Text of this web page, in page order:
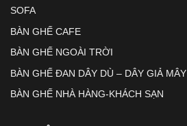
SOFA
BÀN GHẾ CAFE
BÀN GHẾ NGOÀI TRỜI
BÀN GHẾ ĐAN DÂY DÙ – DÂY GIẢ MÂY
BÀN GHẾ NHÀ HÀNG-KHÁCH SẠN